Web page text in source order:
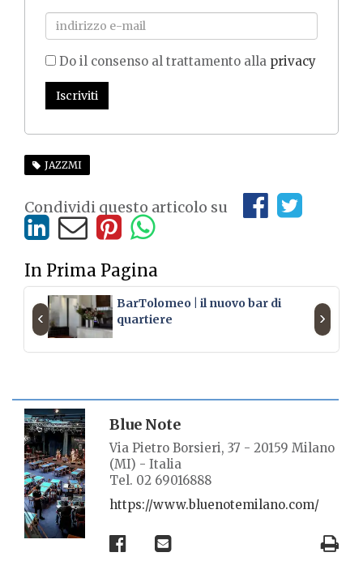
Do il consenso al trattamento alla privacy
Iscriviti
JAZZMI
Condividi questo articolo su
In Prima Pagina
BarTolomeo | il nuovo bar di
quartiere
‹ ›
Blue Note
Via Pietro Borsieri, 37 - 20159 Milano
(MI) - Italia
Tel. 02 69016888
https://www.bluenotemilano.com/